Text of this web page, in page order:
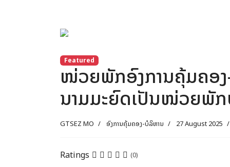
Featured
ໜ່ວຍພັກອົງການຄຸ້ມຄອງ
ນາມມະຍົດເປັນໜ່ວຍພັ
GTSEZ MO ອົງການຄຸ້ມຄອງ-ບໍລິຫານ 27 August 2025
Ratings (0)